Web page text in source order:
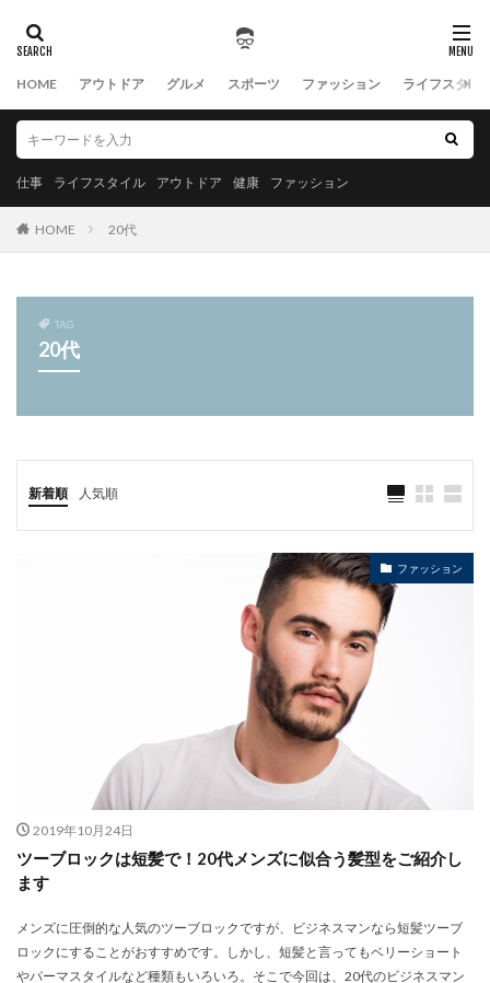
HOME アウトドア グルメ スポーツ ファッション ライフスタイ
仕事 ライフスタイル アウトドア 健康 ファッション
HOME 20代
TAG
20代
新着順 人気順
ファッション
2019年10月24日
ツーブロックは短髪で！20代メンズに似合う髪型をご紹介し
ます
メンズに圧倒的な人気のツーブロックですが、ビジネスマンなら短髪ツーブ
ロックにすることがおすすめです。しかし、短髪と言ってもベリーショート
やパーマスタイルなど種類もいろいろ。そこで今回は、20代のビジネスマン